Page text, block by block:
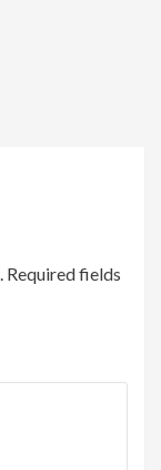
Required fields